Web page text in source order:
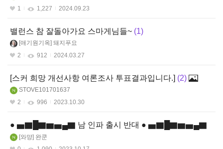
1
1,227 2024.09.23
밸런스 참 잘돌아가요 스마게님들~ 1
애기원기옥 돼지푸요
2
912 2024.03.27
[스커 희망 개선사항 여론조사 투표결과입니다.] 2
STOVE101701637
2
996 2023.10.30
● ▅▇█▇▆▅▄▇ 남 인파 출시 반대 ● ▅▇█▇▆▅▄▇
와먕 완쿤